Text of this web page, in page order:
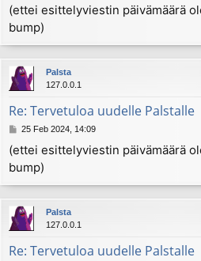
s
t
(ettei esittelyviestin päivämäärä
bump)
Palsta
127.0.0.1
Re: Tervetuloa uudelle Palstalle
P
s
t
25 Feb 2024, 14:09
(ettei esittelyviestin päivämäärä
bump)
Palsta
127.0.0.1
Re: Tervetuloa uudelle Palstalle